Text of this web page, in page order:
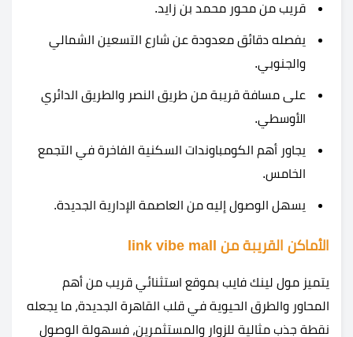
قريب من محور محمد بن زايد.
يفصله دقائق معدودة عن شارع التسعين الشمالي
والجنوبي.
على مسافة قريبة من طريق النصر والطريق الدائري
الأوسطي.
يجاور أهم الكومباوندات السكنية الفاخرة في التجمع
الخامس.
يسهل الوصول إليه من العاصمة الإدارية الجديدة.
الأماكن القريبة من link vibe mall
يتميز مول لينك فايب بموقع استثنائي قريب من أهم
المحاور والطرق الحيوية في قلب القاهرة الجديدة، ما يجعله
نقطة جذب مثالية للزوار والمستثمرين، فسهولة الوصول